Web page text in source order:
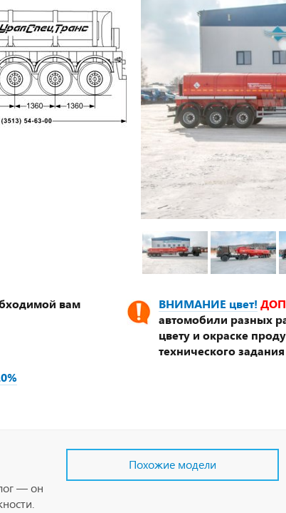
вам
ВНИМАНИЕ цвет!
автомобили разных
цвету и окраске
технического
— он
Похожие модели